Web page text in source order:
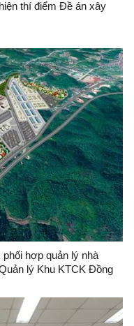
thí điểm Đề án xây
hợp quản lý nhà
lý Khu KTCK Đồng